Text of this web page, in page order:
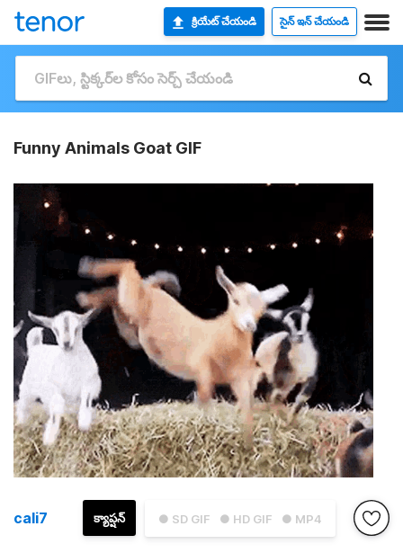
క్రియేట్ చేయండి సైన్ ఇన్ చేయండి
Funny Animals Goat GIF
● SD GIF ● HD GIF ● MP4
క్యాప్షన్
cali7